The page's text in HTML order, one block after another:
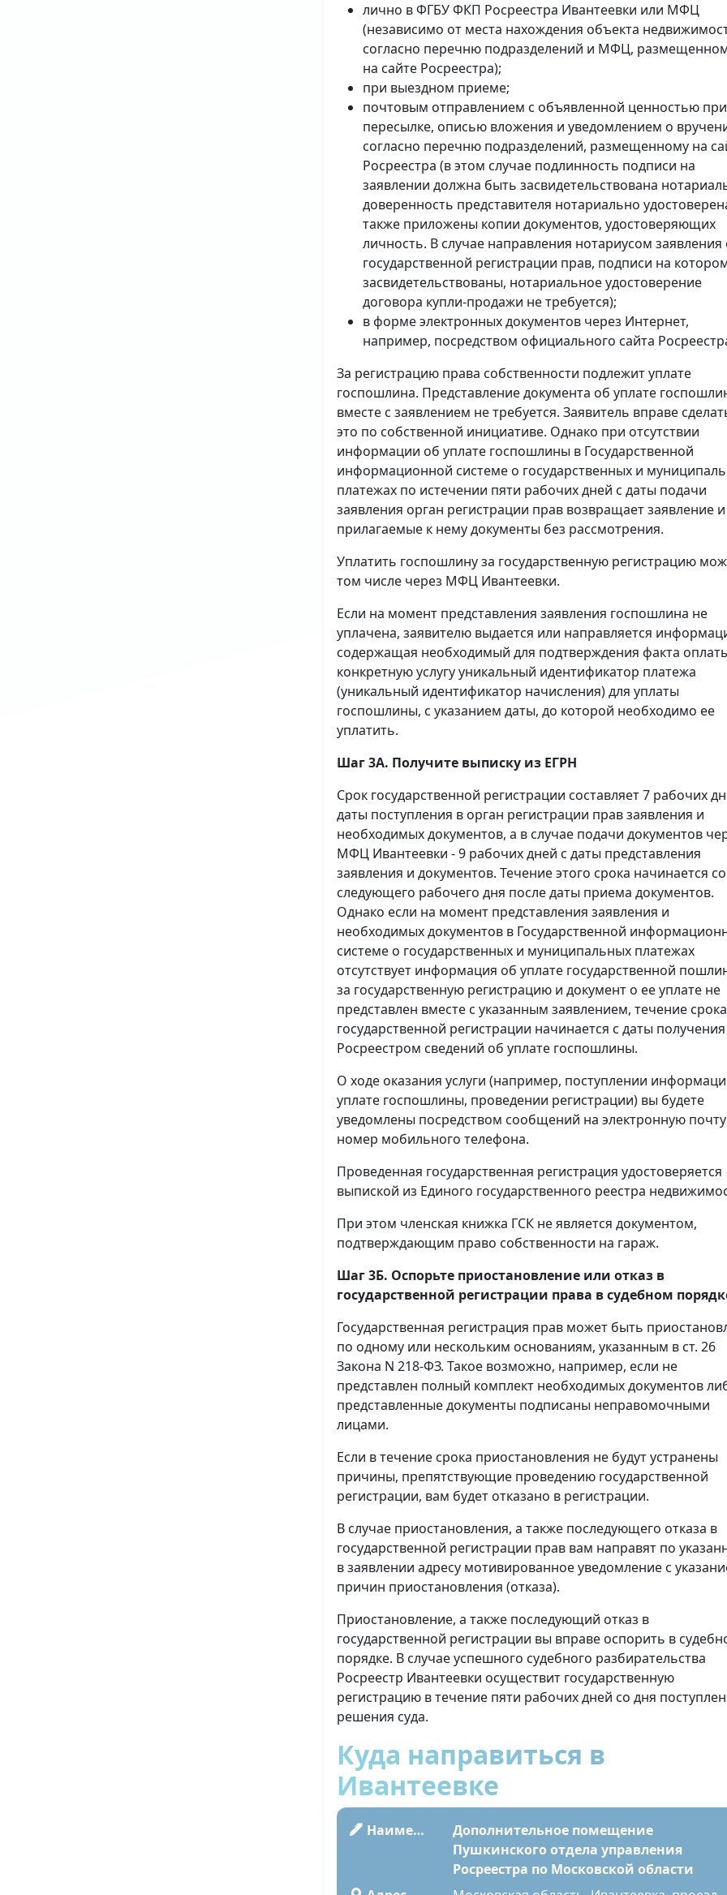
лично в ФГБУ ФКП Росреестра Ивантеевки или МФЦ
(независимо от места нахождения объекта
согласно перечню подразделений и МФЦ,
на сайте Росреестра);
при выездном приеме;
почтовым отправлением с объявленной ценностью при
пересылке, описью вложения и уведомлением о
согласно перечню подразделений, размещенному на
Росреестра (в этом случае подлинность подписи на
заявлении должна быть засвидетельствована
доверенность представителя нотариально
также приложены копии документов, удостоверяющих
личность. В случае направления нотариусом заявления
государственной регистрации прав, подписи на
засвидетельствованы, нотариальное удостоверение
договора купли-продажи не требуется);
в форме электронных документов через Интернет,
например, посредством официального сайта
За регистрацию права собственности подлежит уплате
госпошлина. Представление документа об уплате
вместе с заявлением не требуется. Заявитель вправе
это по собственной инициативе. Однако при отсутствии
информации об уплате госпошлины в Государственной
информационной системе о государственных и
платежах по истечении пяти рабочих дней с даты подачи
заявления орган регистрации прав возвращает заявление и
прилагаемые к нему документы без рассмотрения.
Уплатить госпошлину за государственную регистрацию
том числе через МФЦ Ивантеевки.
Если на момент представления заявления госпошлина не
уплачена, заявителю выдается или направляется
содержащая необходимый для подтверждения факта
конкретную услугу уникальный идентификатор платежа
(уникальный идентификатор начисления) для уплаты
госпошлины, с указанием даты, до которой необходимо ее
уплатить.
Шаг 3А. Получите выписку из ЕГРН
Срок государственной регистрации составляет 7 рабочих
даты поступления в орган регистрации прав заявления и
необходимых документов, а в случае подачи документов
МФЦ Ивантеевки - 9 рабочих дней с даты представления
заявления и документов. Течение этого срока начинается со
следующего рабочего дня после даты приема документов.
Однако если на момент представления заявления и
необходимых документов в Государственной
системе о государственных и муниципальных платежах
отсутствует информация об уплате государственной
за государственную регистрацию и документ о ее уплате не
представлен вместе с указанным заявлением, течение срока
государственной регистрации начинается с даты получения
Росреестром сведений об уплате госпошлины.
О ходе оказания услуги (например, поступлении
уплате госпошлины, проведении регистрации) вы будете
уведомлены посредством сообщений на электронную
номер мобильного телефона.
Проведенная государственная регистрация удостоверяется
выпиской из Единого государственного реестра
При этом членская книжка ГСК не является документом,
подтверждающим право собственности на гараж.
Шаг 3Б. Оспорьте приостановление или отказ в
государственной регистрации права в судебном
Государственная регистрация прав может быть
по одному или нескольким основаниям, указанным в ст. 26
Закона N 218-ФЗ. Такое возможно, например, если не
представлен полный комплект необходимых документов
представленные документы подписаны неправомочными
лицами.
Если в течение срока приостановления не будут устранены
причины, препятствующие проведению государственной
регистрации, вам будет отказано в регистрации.
В случае приостановления, а также последующего отказа в
государственной регистрации прав вам направят по
в заявлении адресу мотивированное уведомление с
причин приостановления (отказа).
Приостановление, а также последующий отказ в
государственной регистрации вы вправе оспорить в
порядке. В случае успешного судебного разбирательства
Росреестр Ивантеевки осуществит государственную
регистрацию в течение пяти рабочих дней со дня
решения суда.
Куда направиться в
Ивантеевке
Наименование
Дополнительное помещение
Пушкинского отдела управления
Росреестра по Московской области